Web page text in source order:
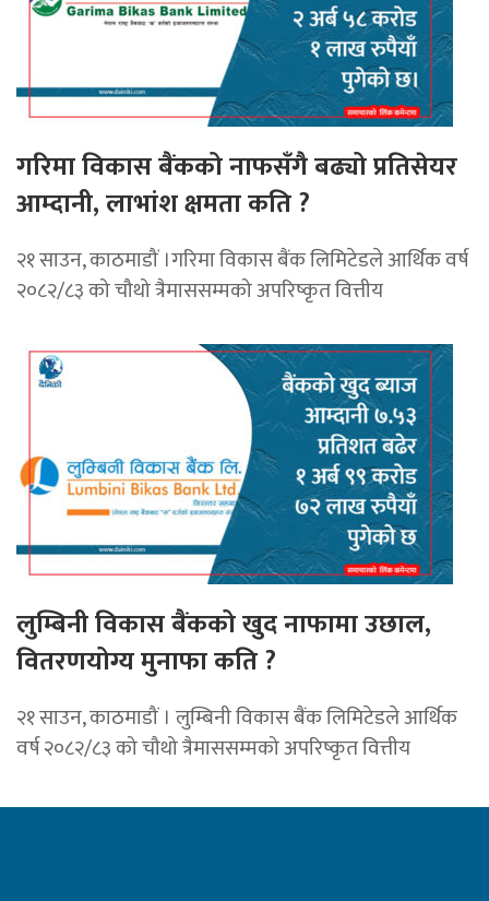
गरिमा विकास बैंकको नाफसँगै बढ्यो प्रतिसेयर
आम्दानी, लाभांश क्षमता कति ?
२१ साउन, काठमाडौं ।गरिमा विकास बैंक लिमिटेडले आर्थिक वर्ष
२०८२/८३ को चौथो त्रैमाससम्मको अपरिष्कृत वित्तीय
लुम्बिनी विकास बैंकको खुद नाफामा उछाल,
वितरणयोग्य मुनाफा कति ?
२१ साउन, काठमाडौं । लुम्बिनी विकास बैंक लिमिटेडले आर्थिक
वर्ष २०८२/८३ को चौथो त्रैमाससम्मको अपरिष्कृत वित्तीय